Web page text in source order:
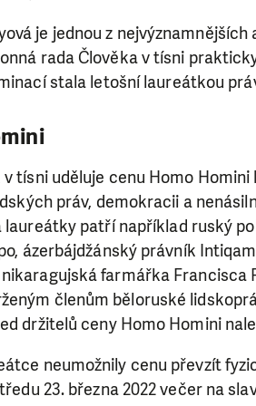
je jednou z
rada Člověka v tísni
stala letošní laureátkou
v tísni uděluje cenu Homo
práv, demokracii a
laureátky patří například ruský
ázerbájdžánský právník
farmářka Francisca
členům běloruské
držitelů ceny Homo Homini
neumožnily cenu převzít
23. března 2022 večer na
VÁM, CO
pomáhat smysluplně,
jedním darem nebo se stanete
nám umožní pomoci vždy tam,
DAROVAT